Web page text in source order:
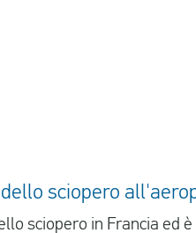
sciopero
sciopero in Francia ed